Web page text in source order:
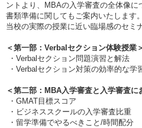
ントより、MBAの入学審査の全体像
書類準備に関してもご案内いたします。
当校の実際の授業に近い臨場感のセミ
＜第一部：Verbalセクション体験授業
・Verbalセクション問題演習と解法
・Verbalセクション対策の効率的な学
＜第二部：MBA入学審査と入学審査に
・GMAT目標スコア
・ビジネススクールの入学審査比重
・留学準備でやるべきこと/時間配分